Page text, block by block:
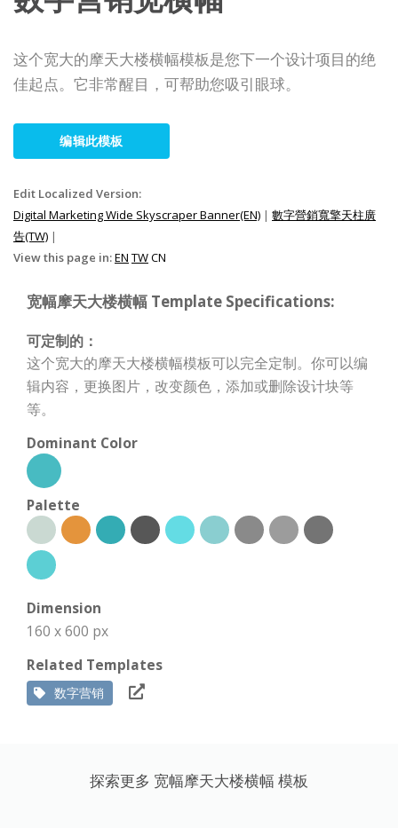
这个宽大的摩天大楼横幅模板是您下一个设计项目的绝
佳起点。它非常醒目，可帮助您吸引眼球。
编辑此模板
Edit Localized Version:
Digital Marketing Wide Skyscraper Banner(EN) | 數字營銷寬擎天柱廣
告(TW) |
View this page in:EN TWCN
宽幅摩天大楼横幅 Template Specifications:
可定制的：
这个宽大的摩天大楼横幅模板可以完全定制。你可以编
辑内容，更换图片，改变颜色，添加或删除设计块等
等。
Dominant Color
Palette
Dimension
160 x 600 px
Related Templates
数字营销
探索更多 宽幅摩天大楼横幅 模板